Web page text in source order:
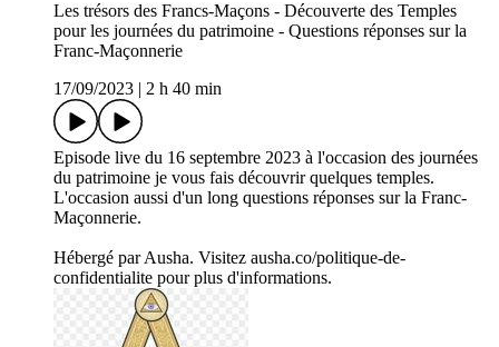
Les trésors des Francs-Maçons - Découverte des Temples
pour les journées du patrimoine - Questions réponses sur la
Franc-Maçonnerie
17/09/2023
2 h 40 min
Episode live du 16 septembre 2023 à l'occasion des journées
du patrimoine je vous fais découvrir quelques temples.
L'occasion aussi d'un long questions réponses sur la Franc-
Maçonnerie.
Hébergé par Ausha. Visitez ausha.co/politique-de-
confidentialite pour plus d'informations.